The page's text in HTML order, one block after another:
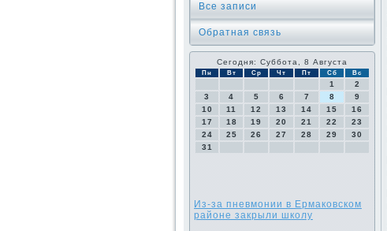
Все записи
Обратная связь
Сегодня: Суббота, 8 Августа
Пн Вт Ср Чт Пт Сб Вс
1
2
3
4 5 6 7 8
9
10
11 12 13 14 15
16
17
18 19 20 21 22
23
24
25 26 27 28 29
30
31
Из-за пневмонии в Ермаковском
районе закрыли школу